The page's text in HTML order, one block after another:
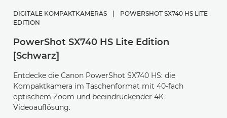
DIGITALE KOMPAKTKAMERAS
POWERSHOT SX740 HS LITE
EDITION
PowerShot SX740 HS Lite Edition
[Schwarz]
Entdecke die Canon PowerShot SX740 HS: die
Kompaktkamera im Taschenformat mit 40-fach
optischem Zoom und beeindruckender 4K-
Videoauflösung.